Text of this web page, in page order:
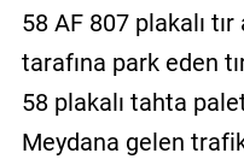
58 AF 807 plakalı tır
tarafına park eden
58 plakalı tahta
Meydana gelen